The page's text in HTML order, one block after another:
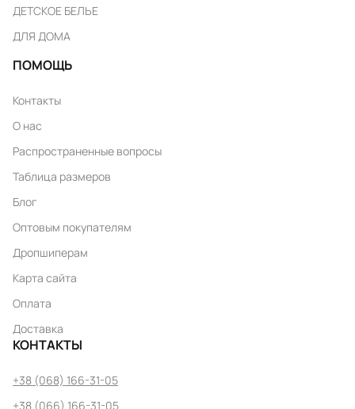
ДЕТСКОЕ БЕЛЬЕ
ДЛЯ ДОМА
ПОМОЩЬ
Контакты
О нас
Распространенные вопросы
Таблица размеров
Блог
Оптовым покупателям
Дропшиперам
Карта сайта
Оплата
Доставка
КОНТАКТЫ
+38 (068) 166-31-05
+38 (066) 166-31-05